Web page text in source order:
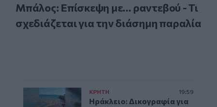
Μπάλος: Επίσκεψη με… ραντεβού - Τι
σχεδιάζεται για την διάσημη παραλία
ΚΡΗΤΗ 19:59
Ηράκλειο: Δικογραφία για